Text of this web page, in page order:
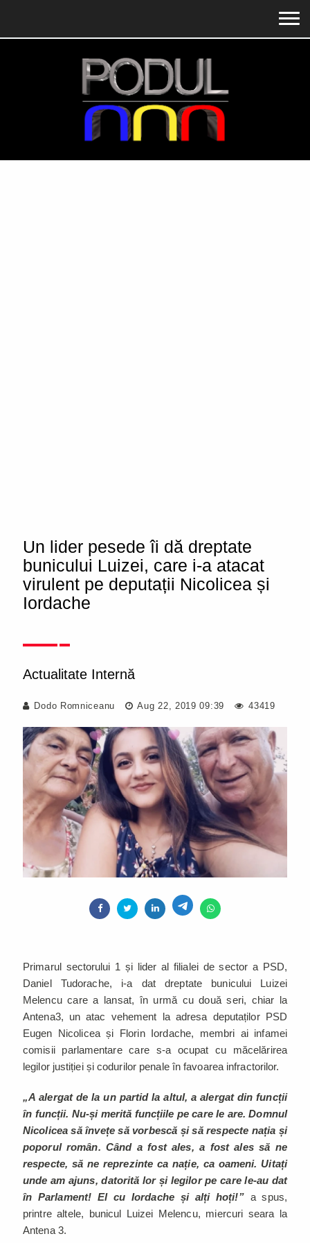
Un lider pesede îi dă dreptate
bunicului Luizei, care i-a atacat
virulent pe deputații Nicolicea și
Iordache
Actualitate Internă
Dodo Romniceanu Aug 22, 2019 09:39 43419
Primarul sectorului 1 și lider al filialei de sector a PSD,
Daniel Tudorache, i-a dat dreptate bunicului Luizei
Melencu care a lansat, în urmă cu două seri, chiar la
Antena3, un atac vehement la adresa deputaților PSD
Eugen Nicolicea și Florin Iordache, membri ai infamei
comisii parlamentare care s-a ocupat cu măcelărirea
legilor justiției și codurilor penale în favoarea infractorilor.
„A alergat de la un partid la altul, a alergat din funcții
în funcții. Nu-și merită funcțiile pe care le are. Domnul
Nicolicea să învețe să vorbescă și să respecte nația și
poporul român. Când a fost ales, a fost ales să ne
respecte, să ne reprezinte ca nație, ca oameni. Uitați
unde am ajuns, datorită lor și legilor pe care le-au dat
în Parlament! El cu Iordache și alți hoți!”a spus,
printre altele, bunicul Luizei Melencu, miercuri seara la
Antena 3.